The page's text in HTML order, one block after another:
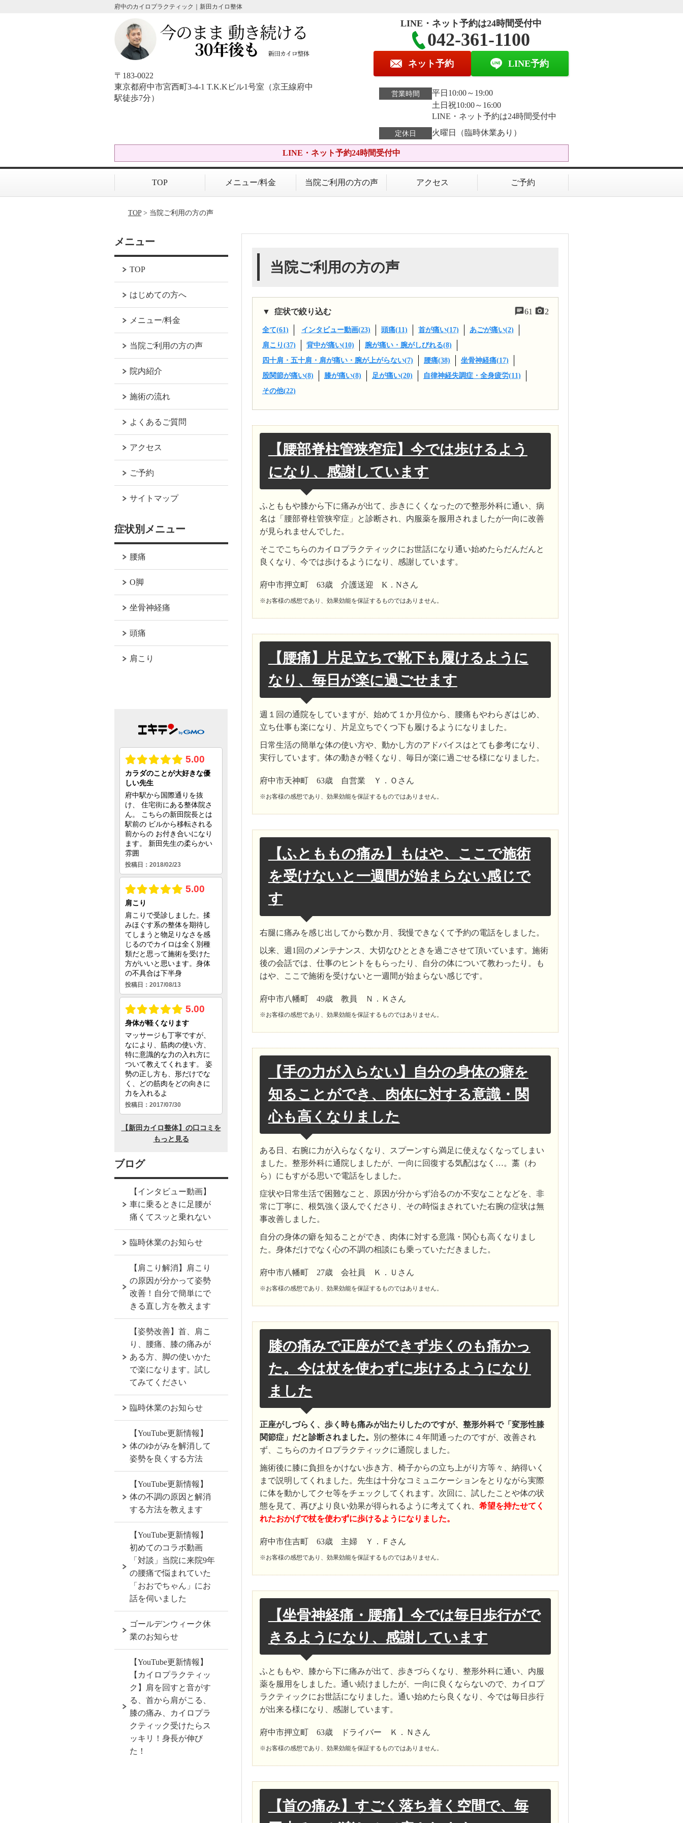
府中のカイロプラクティック｜新田カイロ整体
〒183-0022
東京都府中市宮西町3-4-1 T.K.Kビル1号室（京王線府中
駅徒歩7分）
LINE・ネット予約は24時間受付中
042-361-1100
ネット予約 LINE予約
営業時間
平日10:00～19:00
土日祝10:00～16:00
LINE・ネット予約は24時間受付中
定休日 火曜日（臨時休業あり）
LINE・ネット予約24時間受付中
TOP メニュー/料金 当院ご利用の方の声 アクセス ご予約
TOP> 当院ご利用の方の声
当院ご利用の方の声
61 2
症状で絞り込む
全て(61) インタビュー動画(23) 頭痛(11) 首が痛い(17)
あごが痛い(2)
肩こり(37)
背中が痛い(10)
腕が痛い・腕がしびれる(8)
四十肩・五十肩・肩が痛い・腕が上がらない(7)
腰痛(38)
坐骨神経痛(17)
股関節が痛い(8)
膝が痛い(8) 足が痛い(20)
自律神経失調症・全身疲労(11)
その他(22)
【腰部脊柱管狭窄症】今では歩けるよう
になり、感謝しています
ふとももや膝から下に痛みが出て、歩きにくくなったので整形外科に通い、病
名は「腰部脊柱管狭窄症」と診断され、内服薬を服用されましたが一向に改善
が見られませんでした。
そこでこちらのカイロプラクティックにお世話になり通い始めたらだんだんと
良くなり、今では歩けるようになり、感謝しています。
府中市押立町 63歳 介護送迎 K．Nさん
※お客様の感想であり、効果効能を保証するものではありません。
【腰痛】片足立ちで靴下も履けるように
なり、毎日が楽に過ごせます
週１回の通院をしていますが、始めて１か月位から、腰痛もやわらぎはじめ、
立ち仕事も楽になり、片足立ちでくつ下も履けるようになりました。
日常生活の簡単な体の使い方や、動かし方のアドバイスはとても参考になり、
実行しています。体の動きが軽くなり、毎日が楽に過ごせる様になりました。
府中市天神町 63歳 自営業 Ｙ．Ｏさん
※お客様の感想であり、効果効能を保証するものではありません。
【ふとももの痛み】もはや、ここで施術
を受けないと一週間が始まらない感じで
す
右腿に痛みを感じ出してから数か月、我慢できなくて予約の電話をしました。
以来、週1回のメンテナンス、大切なひとときを過ごさせて頂いています。施術
後の会話では、仕事のヒントをもらったり、自分の体について教わったり。も
はや、ここで施術を受けないと一週間が始まらない感じです。
府中市八幡町 49歳 教員 Ｎ．Ｋさん
※お客様の感想であり、効果効能を保証するものではありません。
【手の力が入らない】自分の身体の癖を
知ることができ、肉体に対する意識・関
心も高くなりました
ある日、右腕に力が入らなくなり、スプーンすら満足に使えなくなってしまい
ました。整形外科に通院しましたが、一向に回復する気配はなく…。藁（わ
ら）にもすがる思いで電話をしました。
症状や日常生活で困難なこと、原因が分からず治るのか不安なことなどを、非
常に丁寧に、根気強く汲んでくださり、その時悩まされていた右腕の症状は無
事改善しました。
自分の身体の癖を知ることができ、肉体に対する意識・関心も高くなりまし
た。身体だけでなく心の不調の相談にも乗っていただきました。
府中市八幡町 27歳 会社員 Ｋ．Ｕさん
※お客様の感想であり、効果効能を保証するものではありません。
膝の痛みで正座ができず歩くのも痛かっ
た。今は杖を使わずに歩けるようになり
ました
正座がしづらく、歩く時も痛みが出たりしたのですが、整形外科で「変形性膝
関節症」だと診断されました。
別の整体に４年間通ったのですが、改善され
ず、こちらのカイロプラクティックに通院しました。
施術後に膝に負担をかけない歩き方、椅子からの立ち上がり方等々、納得いく
まで説明してくれました。先生は十分なコミュニケーションをとりながら実際
に体を動かしてクセ等をチェックしてくれます。次回に、試したことや体の状
態を見て、再びより良い効果が得られるように考えてくれ、 希望を持たせてく
れたおかげで杖を使わずに歩けるようになりました。
府中市住吉町 63歳 主婦 Ｙ．Ｆさん
※お客様の感想であり、効果効能を保証するものではありません。
【坐骨神経痛・腰痛】今では毎日歩行がで
きるようになり、感謝しています
ふとももや、膝から下に痛みが出て、歩きづらくなり、整形外科に通い、内服
薬を服用をしました。通い続けましたが、一向に良くならないので、カイロプ
ラクティックにお世話になりました。通い始めたら良くなり、今では毎日歩行
が出来る様になり、感謝しています。
府中市押立町 63歳 ドライバー Ｋ．Ｎさん
※お客様の感想であり、効果効能を保証するものではありません。
【首の痛み】すごく落ち着く空間で、毎
メニュー
TOP
はじめての方へ
メニュー/料金
当院ご利用の方の声
院内紹介
施術の流れ
よくあるご質問
アクセス
ご予約
サイトマップ
症状別メニュー
腰痛
O脚
坐骨神経痛
頭痛
肩こり
ブログ
【インタビュー動画】
車に乗るときに足腰が
痛くてスッと乗れない
臨時休業のお知らせ
【肩こり解消】肩こり
の原因が分かって姿勢
改善！自分で簡単にで
きる直し方を教えます
【姿勢改善】首、肩こ
り、腰痛、膝の痛みが
ある方、脚の使いかた
で楽になります。試し
てみてください
臨時休業のお知らせ
【YouTube更新情報】
体のゆがみを解消して
姿勢を良くする方法
【YouTube更新情報】
体の不調の原因と解消
する方法を教えます
【YouTube更新情報】
初めてのコラボ動画
「対談」当院に来院9年
の腰痛で悩まれていた
「おおでちゃん」にお
話を伺いました
ゴールデンウィーク休
業のお知らせ
【YouTube更新情報】
【カイロプラクティッ
ク】肩を回すと音がす
る、首から肩がこる、
膝の痛み、カイロプラ
クティック受けたらス
ッキリ！身長が伸び
た！